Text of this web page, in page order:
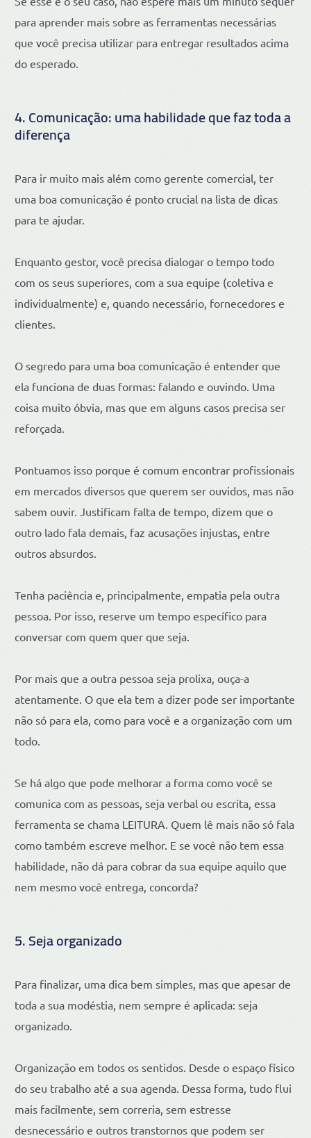
para aprender mais sobre as ferramentas necessárias
que você precisa utilizar para entregar resultados acima
do esperado.
4. Comunicação: uma habilidade que faz toda a
diferença
Para ir muito mais além como gerente comercial, ter
uma boa comunicação é ponto crucial na lista de dicas
para te ajudar.
Enquanto gestor, você precisa dialogar o tempo todo
com os seus superiores, com a sua equipe (coletiva e
individualmente) e, quando necessário, fornecedores e
clientes.
O segredo para uma boa comunicação é entender que
ela funciona de duas formas: falando e ouvindo. Uma
coisa muito óbvia, mas que em alguns casos precisa ser
reforçada.
Pontuamos isso porque é comum encontrar profissionais
em mercados diversos que querem ser ouvidos, mas não
sabem ouvir. Justificam falta de tempo, dizem que o
outro lado fala demais, faz acusações injustas, entre
outros absurdos.
Tenha paciência e, principalmente, empatia pela outra
pessoa. Por isso, reserve um tempo específico para
conversar com quem quer que seja.
Por mais que a outra pessoa seja prolixa, ouça-a
atentamente. O que ela tem a dizer pode ser importante
não só para ela, como para você e a organização com um
todo.
Se há algo que pode melhorar a forma como você se
comunica com as pessoas, seja verbal ou escrita, essa
ferramenta se chama LEITURA. Quem lê mais não só fala
como também escreve melhor. E se você não tem essa
habilidade, não dá para cobrar da sua equipe aquilo que
nem mesmo você entrega, concorda?
5. Seja organizado
Para finalizar, uma dica bem simples, mas que apesar de
toda a sua modéstia, nem sempre é aplicada: seja
organizado.
Organização em todos os sentidos. Desde o espaço físico
do seu trabalho até a sua agenda. Dessa forma, tudo flui
mais facilmente, sem correria, sem estresse
desnecessário e outros transtornos que podem ser